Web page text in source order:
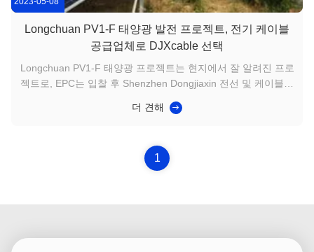
Longchuan PV1-F 태양광 발전 프로젝트, 전기 케이블
공급업체로 DJXcable 선택
Longchuan PV1-F 태양광 프로젝트는 현지에서 잘 알려진 프로
젝트로, EPC는 입찰 후 Shenzhen Dongjiaxin 전선 및 케이블을
블은 TUV 인증을 받았으며 고온, 저온, 오일, 산, 알칼리 및 염에
전력 케이블은 주로 가혹한 환경에서 사용되며 25년 이상의 수
명을 가지고 있습니다. 35년 역사의 전선 및 케이블 제조업체인
더 견해
1